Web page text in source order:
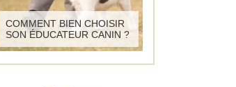
COMMENT BIEN CHOISIR
SON ÉDUCATEUR CANIN ?